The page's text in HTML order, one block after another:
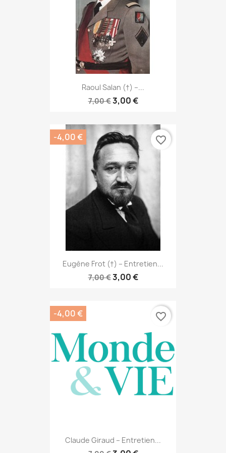
Raoul Salan (†) –...
7,00 €3,00 €
Eugène Frot (†) – Entretien...
7,00 €3,00 €
-4,00 € favorite_border
Claude Giraud – Entretien...
-4,00 € favorite_border